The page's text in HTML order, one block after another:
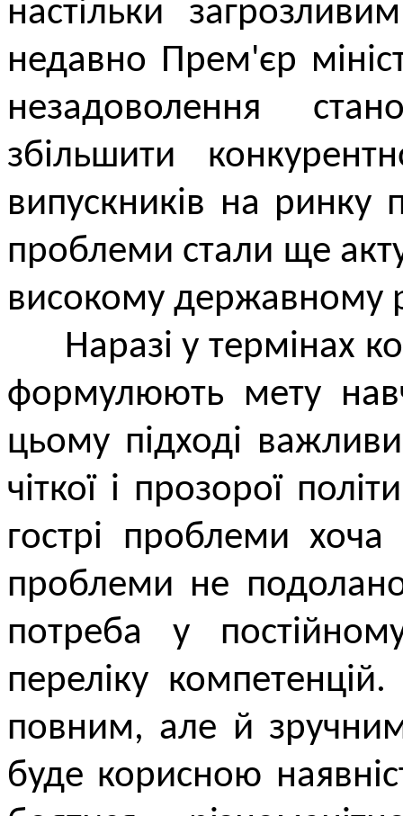
настільки
недавно Прем'єр
незадоволення
збільшити
випускників на ринку
проблеми стали ще
високому державному
Наразі у термінах
формулюють мету
цьому підході
чіткої і прозорої
гострі проблеми
проблеми не
потреба у
переліку
повним, але й
буде корисною